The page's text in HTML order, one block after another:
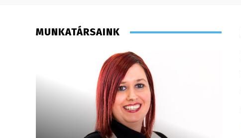
MUNKATÁRSAINK